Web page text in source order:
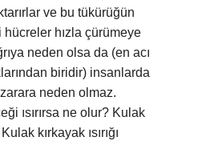
ve bu tükürüğün
hücreler hızla çürümeye
neden olsa da (en acı
biridir) insanlarda
neden olmaz.
ısırırsa ne olur? Kulak
kırkayak ısırığı